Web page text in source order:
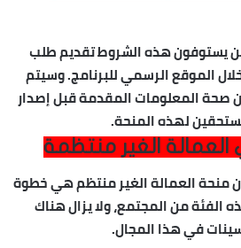
يستوفون هذه الشروط تقديم طلب
الموقع الرسمي للبرنامج. وسيتم
صحة المعلومات المقدمة قبل إصدار
لهذه المنحة.
الغير منتظمة
منحة العمالة الغير منتظم هي خطوة
الفئة من المجتمع، ولا يزال هناك
في هذا المجال.